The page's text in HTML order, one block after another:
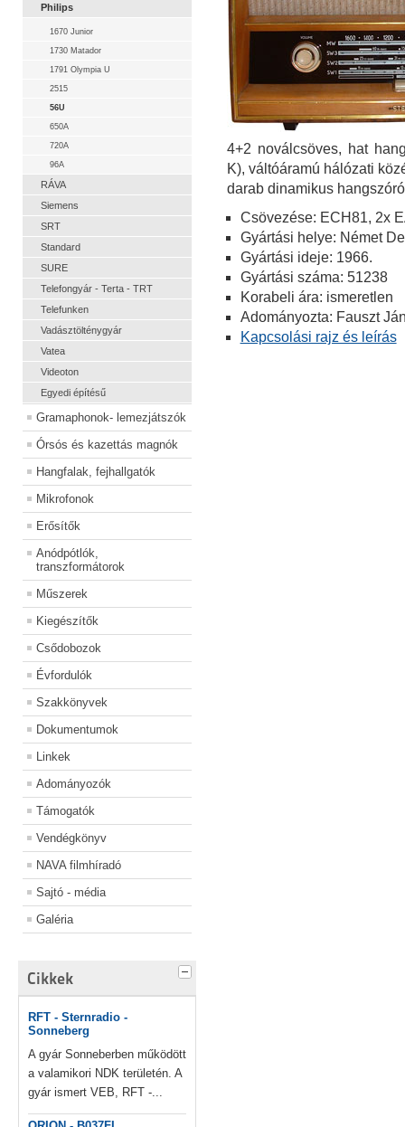
Philips
1670 Junior
1730 Matador
1791 Olympia U
2515
56U
650A
720A
96A
RÁVA
Siemens
SRT
Standard
SURE
Telefongyár - Terta - TRT
Telefunken
Vadásztölténygyár
Vatea
Videoton
Egyedi építésű
Gramaphonok- lemezjátszók
Órsós és kazettás magnók
Hangfalak, fejhallgatók
Mikrofonok
Erősítők
Anódpótlók,
transzformátorok
Műszerek
Kiegészítők
Csődobozok
Évfordulók
Szakkönyvek
Dokumentumok
Linkek
Adományozók
Támogatók
Vendégkönyv
NAVA filmhíradó
Sajtó - média
Galéria
Cikkek
RFT - Sternradio -
Sonneberg
A gyár Sonneberben működött
a valamikori NDK területén. A
gyár ismert VEB, RFT -...
4+2 noválcsöves, hat
K), váltóáramú hálózati
darab dinamikus
Csövezése: ECH81, 2x
Gyártási helye: Német
Gyártási ideje: 1966.
Gyártási száma: 51238
Korabeli ára: ismeretlen
Adományozta: Fauszt
Kapcsolási rajz és leírás